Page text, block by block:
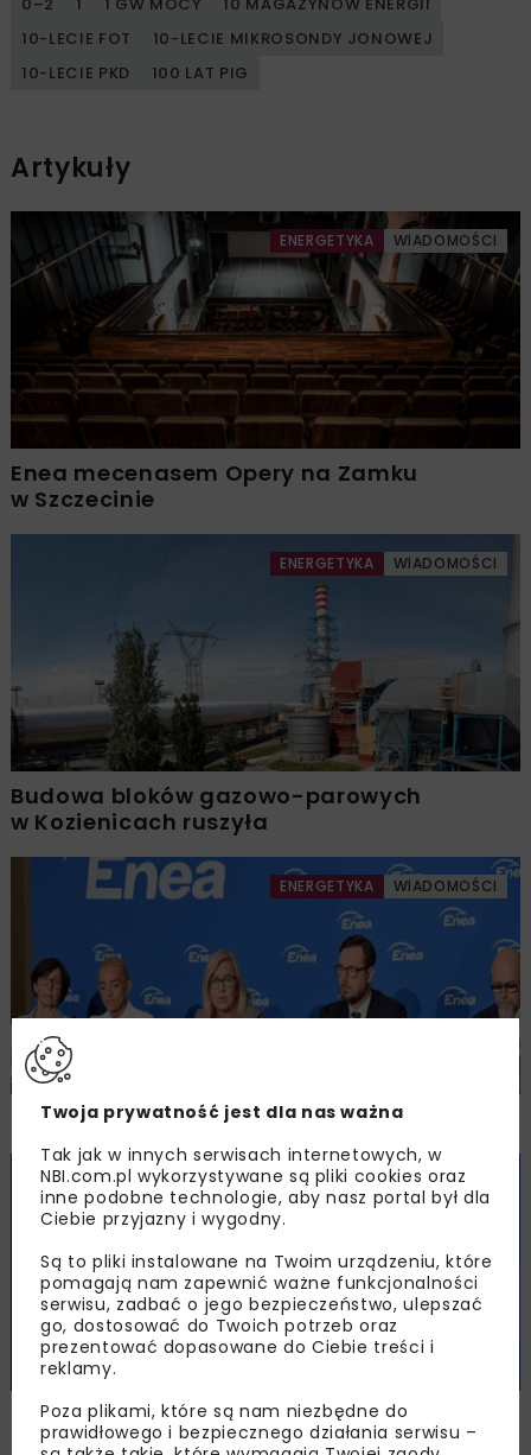
0–2
1 1 GW MOCY
10 MAGAZYNÓW ENERGII
10-LECIE FOT
10-LECIE MIKROSONDY JONOWEJ
10-LECIE PKD
100 LAT PIG
Artykuły
ENERGETYKA WIADOMOŚCI
Enea mecenasem Opery na Zamku
w Szczecinie
ENERGETYKA WIADOMOŚCI
Budowa bloków gazowo-parowych
w Kozienicach ruszyła
ENERGETYKA WIADOMOŚCI
Ponad 9 mld zł pożyczki dla spółki Enea
ENERGETYKA WIADOMOŚCI
Enea rezygnuje z finansowania PFN
Twoja prywatność jest dla nas ważna
Tak jak w innych serwisach internetowych, w
NBI.com.pl wykorzystywane są pliki cookies oraz
inne podobne technologie, aby nasz portal był dla
Ciebie przyjazny i wygodny.
Są to pliki instalowane na Twoim urządzeniu, które
pomagają nam zapewnić ważne funkcjonalności
serwisu, zadbać o jego bezpieczeństwo, ulepszać
go, dostosować do Twoich potrzeb oraz
prezentować dopasowane do Ciebie treści i
reklamy.
Poza plikami, które są nam niezbędne do
prawidłowego i bezpiecznego działania serwisu –